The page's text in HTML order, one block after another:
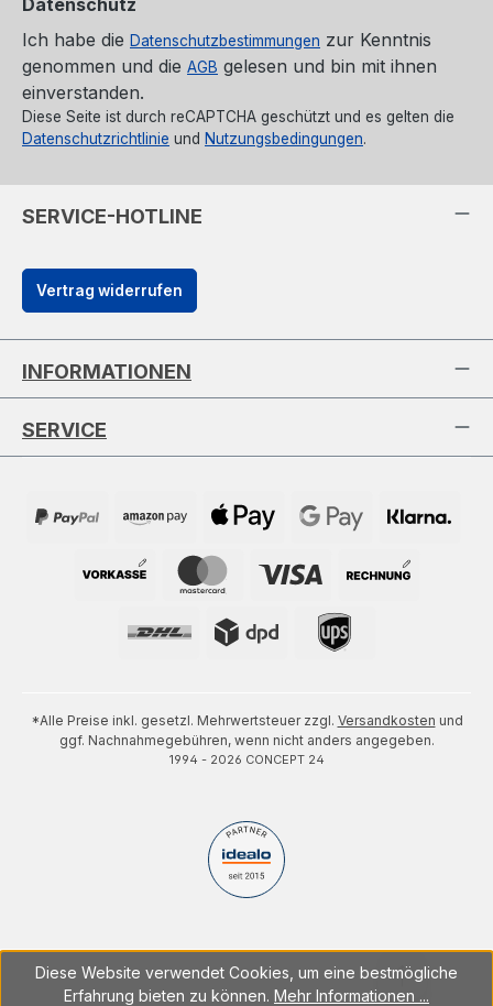
Datenschutz
Ich habe die Datenschutzbestimmungen zur Kenntnis
genommen und die AGB gelesen und bin mit ihnen
einverstanden.
Diese Seite ist durch reCAPTCHA geschützt und es gelten die
Datenschutzrichtlinie und Nutzungsbedingungen.
SERVICE-HOTLINE
Vertrag widerrufen
INFORMATIONEN
SERVICE
*Alle Preise inkl. gesetzl. Mehrwertsteuer zzgl. Versandkosten und
ggf. Nachnahmegebühren, wenn nicht anders angegeben.
1994 - 2026 CONCEPT 24
Diese Website verwendet Cookies, um eine bestmögliche
Erfahrung bieten zu können. Mehr Informationen ...